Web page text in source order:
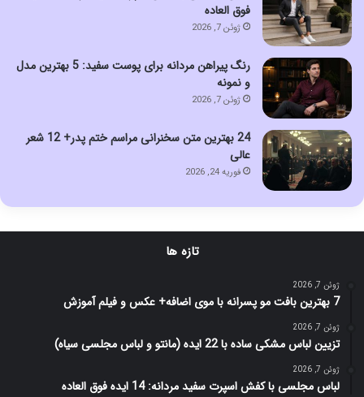
فوق العاده
ژوئن 7, 2026
رنگ پیراهن مردانه برای پوست سفید: 5 بهترین مدل
و نمونه
ژوئن 7, 2026
24 بهترین متن سخنرانی مراسم ختم پدر+ 12 شعر
عالی
فوریه 24, 2026
تازه ها
ژوئن 7, 2026
7 بهترین بافت مو پسرانه با موی اضافه+ عکس و فیلم آموزش
ژوئن 7, 2026
تزیین لباس مشکی ساده با 22 ایده (مانتو و لباس مجلسی سیاه)
ژوئن 7, 2026
لباس مجلسی با کفش اسپرت سفید مردانه: 14 ایده فوق العاده